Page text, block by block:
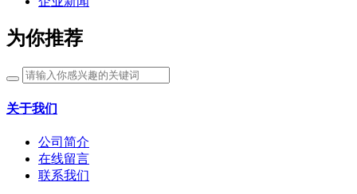
为你推荐
关于我们
公司简介
在线留言
联系我们